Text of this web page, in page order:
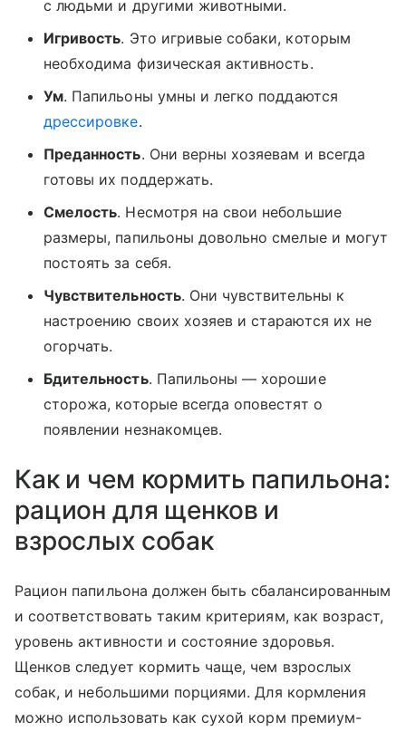
с людьми и другими животными.
Игривость. Это игривые собаки, которым
необходима физическая активность.
Ум. Папильоны умны и легко поддаются
дрессировке.
Преданность. Они верны хозяевам и всегда
готовы их поддержать.
Смелость. Несмотря на свои небольшие
размеры, папильоны довольно смелые и могут
постоять за себя.
Чувствительность. Они чувствительны к
настроению своих хозяев и стараются их не
огорчать.
Бдительность. Папильоны — хорошие
сторожа, которые всегда оповестят о
появлении незнакомцев.
Как и чем кормить папильона:
рацион для щенков и
взрослых собак
Рацион папильона должен быть сбалансированным
и соответствовать таким критериям, как возраст,
уровень активности и состояние здоровья.
Щенков следует кормить чаще, чем взрослых
собак, и небольшими порциями. Для кормления
можно использовать как сухой корм премиум-